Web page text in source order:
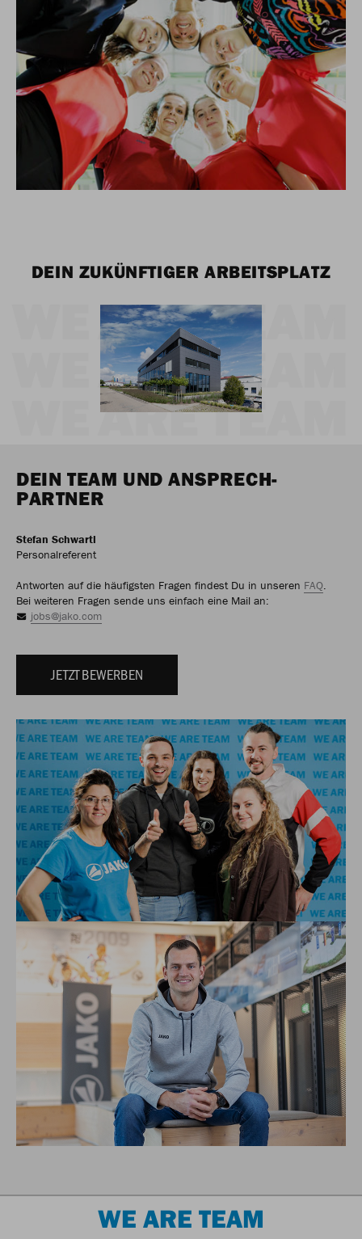
DEIN ZUKÜNFTIGER ARBEITSPLATZ
DEIN TEAM UND ANSPRECH-
PARTNER
Stefan Schwartl
Personalreferent
Antworten auf die häufigsten Fragen findest Du in unseren FAQ.
Bei weiteren Fragen sende uns einfach eine Mail an:
jobs@jako.com
JETZT BEWERBEN
WE ARE TEAM